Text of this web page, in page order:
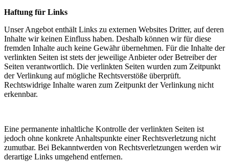
Haftung für Links
Unser Angebot enthält Links zu externen Websites Dritter, auf deren
Inhalte wir keinen Einfluss haben. Deshalb können wir für diese
fremden Inhalte auch keine Gewähr übernehmen. Für die Inhalte der
verlinkten Seiten ist stets der jeweilige Anbieter oder Betreiber der
Seiten verantwortlich. Die verlinkten Seiten wurden zum Zeitpunkt
der Verlinkung auf mögliche Rechtsverstöße überprüft.
Rechtswidrige Inhalte waren zum Zeitpunkt der Verlinkung nicht
erkennbar.
Eine permanente inhaltliche Kontrolle der verlinkten Seiten ist
jedoch ohne konkrete Anhaltspunkte einer Rechtsverletzung nicht
zumutbar. Bei Bekanntwerden von Rechtsverletzungen werden wir
derartige Links umgehend entfernen.